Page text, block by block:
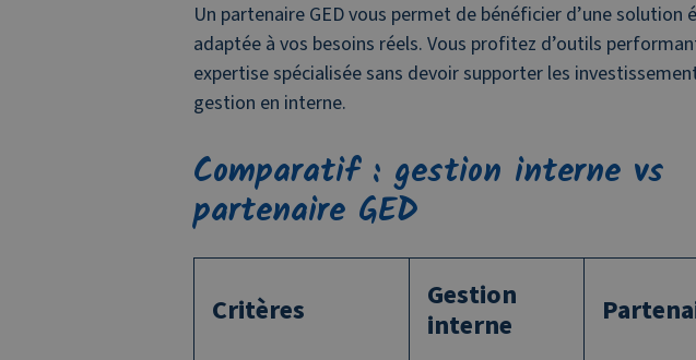
Un partenaire GED vous permet de bénéficier d’une solution
adaptée à vos besoins réels. Vous profitez d’outils
expertise spécialisée sans devoir supporter les
gestion en interne.
Comparatif : gestion interne vs
partenaire GED
Critères
Gestion
interne